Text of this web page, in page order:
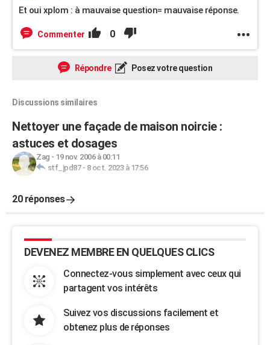
Et oui xplom : à mauvaise question= mauvaise réponse.
Commenter 0
Répondre Posez votre question
Discussions similaires
Nettoyer une façade de maison noircie :
astuces et dosages
Zag - 19 nov. 2006 à 00:11
stf_jpd87- 8 oct. 2023 à 17:56
20 réponses
DEVENEZ MEMBRE EN QUELQUES CLICS
Connectez-vous simplement avec ceux qui
partagent vos intérêts
Suivez vos discussions facilement et
obtenez plus de réponses